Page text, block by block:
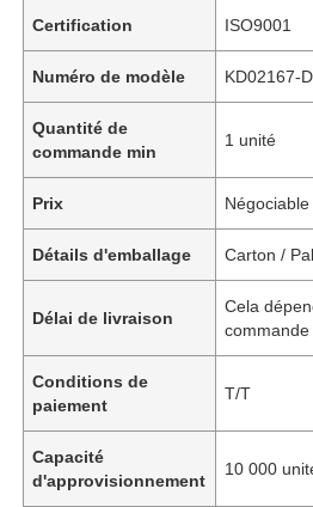
Certification ISO9001
Numéro de modèle KD02167-
Quantité de
commande min
1 unité
Prix Négociable
Détails d'emballage Carton /
Délai de livraison
Cela
commande
Conditions de
paiement
T/T
Capacité
d'approvisionnement
10 000